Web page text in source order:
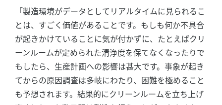
「製造環境がデータとしてリアルタイムに見られるこ
とは、すごく価値があることです。もしも何か不具合
が起きかけていることに気が付かずに、たとえばクリ
ーンルームが定められた清浄度を保てなくなったりで
もしたら、生産計画への影響は甚大です。事象が起き
てからの原因調査は多岐にわたり、困難を極めること
も予想されます。結果的にクリーンルームを立ち上げ